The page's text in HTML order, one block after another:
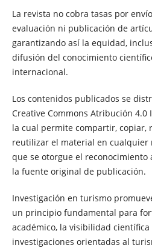
La revista no cobra tasas por
evaluación ni publicación de
garantizando así la equidad,
difusión del conocimiento
internacional.
Los contenidos publicados se
Creative Commons Atribución 4.0
la cual permite compartir, copiar,
reutilizar el material en cualquier
que se otorgue el reconocimiento
la fuente original de publicación.
Investigación en turismo
un principio fundamental para
académico, la visibilidad
investigaciones orientadas al